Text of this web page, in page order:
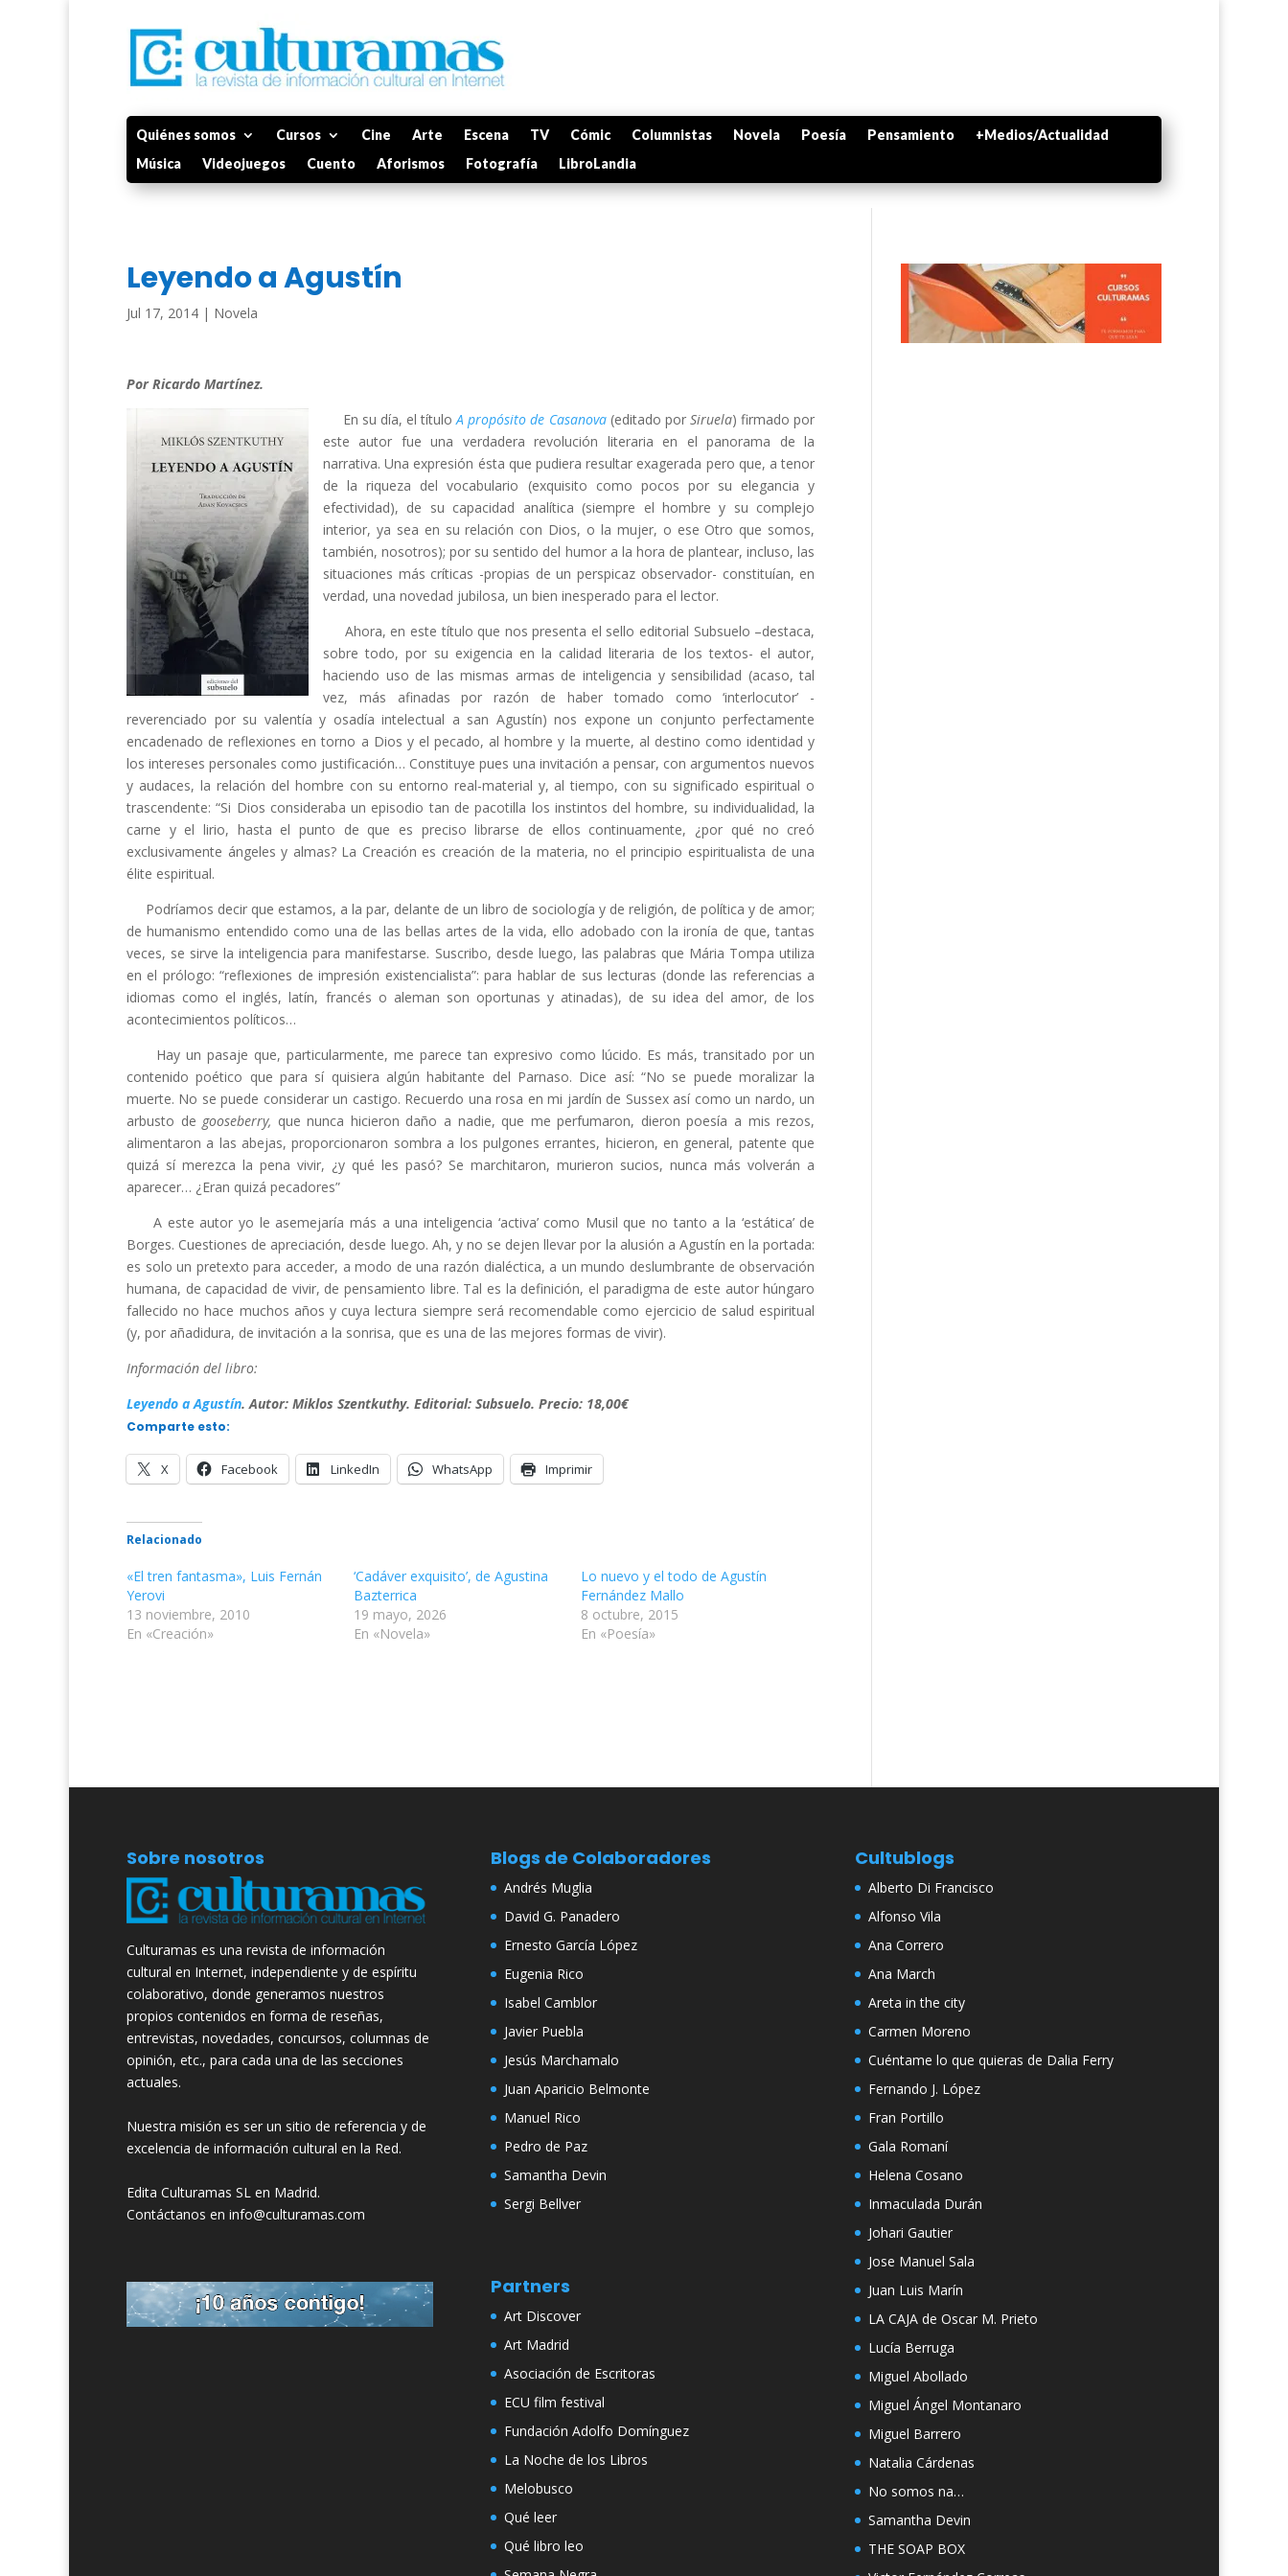
Quiénes somos Cursos Cine Arte Escena TV Cómic Columnistas Novela Poesía Pensamiento
+Medios/Actualidad
Música
Videojuegos Cuento Aforismos Fotografía LibroLandia
Leyendo a Agustín
Jul 17, 2014 | Novela
Por Ricardo Martínez.
En su día, el título A propósito de Casanova (editado por Siruela) firmado por
este autor fue una verdadera revolución literaria en el panorama de la
narrativa. Una expresión ésta que pudiera resultar exagerada pero que, a tenor
de la riqueza del vocabulario (exquisito como pocos por su elegancia y
efectividad), de su capacidad analítica (siempre el hombre y su complejo
interior, ya sea en su relación con Dios, o la mujer, o ese Otro que somos,
también, nosotros); por su sentido del humor a la hora de plantear, incluso, las
situaciones más críticas -propias de un perspicaz observador- constituían, en
verdad, una novedad jubilosa, un bien inesperado para el lector.
Ahora, en este título que nos presenta el sello editorial Subsuelo –destaca,
sobre todo, por su exigencia en la calidad literaria de los textos- el autor,
haciendo uso de las mismas armas de inteligencia y sensibilidad (acaso, tal
vez, más afinadas por razón de haber tomado como ‘interlocutor’ -
reverenciado por su valentía y osadía intelectual a san Agustín) nos expone un conjunto perfectamente
encadenado de reflexiones en torno a Dios y el pecado, al hombre y la muerte, al destino como identidad y
los intereses personales como justificación… Constituye pues una invitación a pensar, con argumentos nuevos
y audaces, la relación del hombre con su entorno real-material y, al tiempo, con su significado espiritual o
trascendente: “Si Dios consideraba un episodio tan de pacotilla los instintos del hombre, su individualidad, la
carne y el lirio, hasta el punto de que es preciso librarse de ellos continuamente, ¿por qué no creó
exclusivamente ángeles y almas? La Creación es creación de la materia, no el principio espiritualista de una
élite espiritual.
Podríamos decir que estamos, a la par, delante de un libro de sociología y de religión, de política y de amor;
de humanismo entendido como una de las bellas artes de la vida, ello adobado con la ironía de que, tantas
veces, se sirve la inteligencia para manifestarse. Suscribo, desde luego, las palabras que Mária Tompa utiliza
en el prólogo: “reflexiones de impresión existencialista”: para hablar de sus lecturas (donde las referencias a
idiomas como el inglés, latín, francés o aleman son oportunas y atinadas), de su idea del amor, de los
acontecimientos políticos…
Hay un pasaje que, particularmente, me parece tan expresivo como lúcido. Es más, transitado por un
contenido poético que para sí quisiera algún habitante del Parnaso. Dice así: “No se puede moralizar la
muerte. No se puede considerar un castigo. Recuerdo una rosa en mi jardín de Sussex así como un nardo, un
arbusto de gooseberry, que nunca hicieron daño a nadie, que me perfumaron, dieron poesía a mis rezos,
alimentaron a las abejas, proporcionaron sombra a los pulgones errantes, hicieron, en general, patente que
quizá sí merezca la pena vivir, ¿y qué les pasó? Se marchitaron, murieron sucios, nunca más volverán a
aparecer… ¿Eran quizá pecadores”
A este autor yo le asemejaría más a una inteligencia ‘activa’ como Musil que no tanto a la ‘estática’ de
Borges. Cuestiones de apreciación, desde luego. Ah, y no se dejen llevar por la alusión a Agustín en la portada:
es solo un pretexto para acceder, a modo de una razón dialéctica, a un mundo deslumbrante de observación
humana, de capacidad de vivir, de pensamiento libre. Tal es la definición, el paradigma de este autor húngaro
fallecido no hace muchos años y cuya lectura siempre será recomendable como ejercicio de salud espiritual
(y, por añadidura, de invitación a la sonrisa, que es una de las mejores formas de vivir).
Información del libro:
Leyendo a Agustín. Autor: Miklos Szentkuthy. Editorial: Subsuelo. Precio: 18,00€
Comparte esto:
X Facebook LinkedIn WhatsApp Imprimir
Relacionado
«El tren fantasma», Luis Fernán
Yerovi
13 noviembre, 2010
En «Creación»
‘Cadáver exquisito’, de Agustina
Bazterrica
19 mayo, 2026
En «Novela»
Lo nuevo y el todo de Agustín
Fernández Mallo
8 octubre, 2015
En «Poesía»
Sobre nosotros
Culturamas es una revista de información
cultural en Internet, independiente y de espíritu
colaborativo, donde generamos nuestros
propios contenidos en forma de reseñas,
entrevistas, novedades, concursos, columnas de
opinión, etc., para cada una de las secciones
actuales.
Nuestra misión es ser un sitio de referencia y de
excelencia de información cultural en la Red.
Edita Culturamas SL en Madrid.
Contáctanos en info@culturamas.com
Blogs de Colaboradores
Andrés Muglia
David G. Panadero
Ernesto García López
Eugenia Rico
Isabel Camblor
Javier Puebla
Jesús Marchamalo
Juan Aparicio Belmonte
Manuel Rico
Pedro de Paz
Samantha Devin
Sergi Bellver
Partners
Art Discover
Art Madrid
Asociación de Escritoras
ECU film festival
Fundación Adolfo Domínguez
La Noche de los Libros
Melobusco
Qué leer
Qué libro leo
Cultublogs
Alberto Di Francisco
Alfonso Vila
Ana Correro
Ana March
Areta in the city
Carmen Moreno
Cuéntame lo que quieras de Dalia Ferry
Fernando J. López
Fran Portillo
Gala Romaní
Helena Cosano
Inmaculada Durán
Johari Gautier
Jose Manuel Sala
Juan Luis Marín
LA CAJA de Oscar M. Prieto
Lucía Berruga
Miguel Abollado
Miguel Ángel Montanaro
Miguel Barrero
Natalia Cárdenas
No somos na…
Samantha Devin
THE SOAP BOX